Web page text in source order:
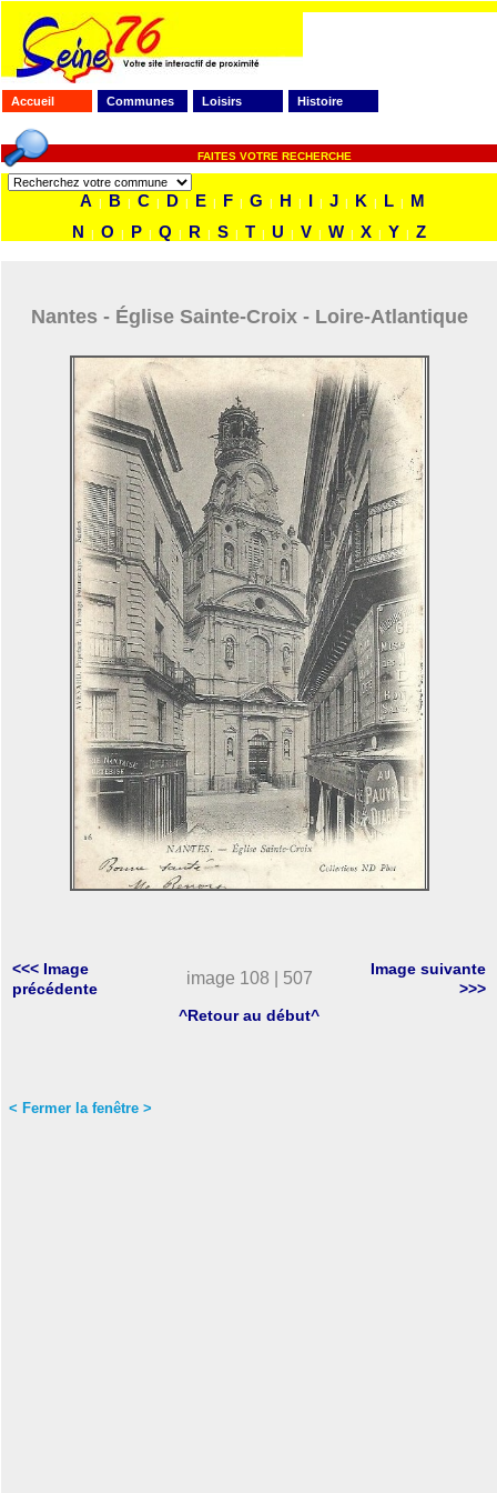
Accueil Communes Loisirs Histoire
FAITES VOTRE RECHERCHE
A | B | C | D | E | F | G | H | I | J | K | L |
M
N
| O | P | Q | R | S | T | U | V | W | X | Y | Z
Nantes - Église Sainte-Croix - Loire-Atlantique
<<< Image
précédente
image 108 | 507
Image suivante
>>>
^Retour au début^
< Fermer la fenêtre >